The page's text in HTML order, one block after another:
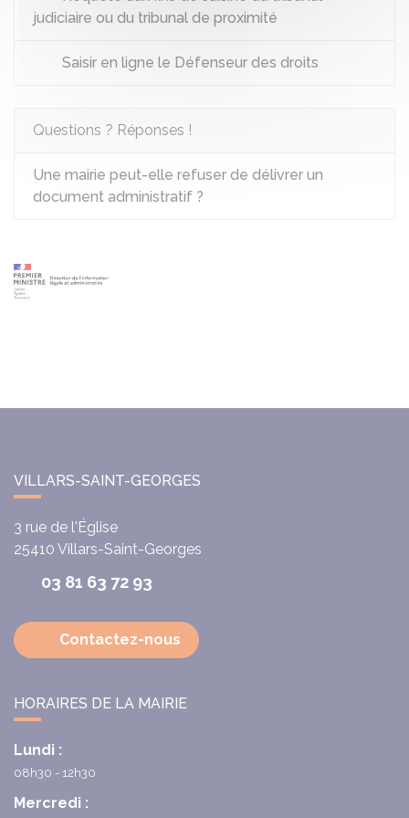
judiciaire ou du tribunal de proximité
Saisir en ligne le Défenseur des droits
Questions ? Réponses !
Une mairie peut-elle refuser de délivrer un
document administratif ?
VILLARS-SAINT-GEORGES
3 rue de l'Église
25410 Villars-Saint-Georges
03 81 63 72 93
Contactez-nous
HORAIRES DE LA MAIRIE
Lundi :
08h30 - 12h30
Mercredi :